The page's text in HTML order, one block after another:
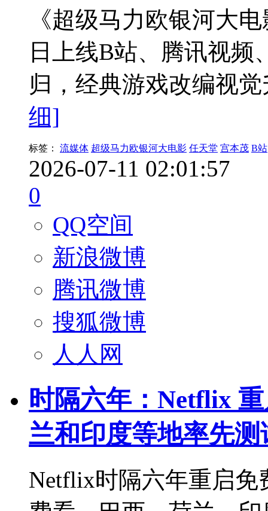
《超级马力欧银河大
日上线B站、腾讯视频
归，经典游戏改编视
细]
标签： 流媒体 超级马力欧银河大电影 任天堂 宫本茂 B站
2026-07-11 02:01:57
0
QQ空间
新浪微博
腾讯微博
搜狐微博
人人网
时隔六年：Netflix
兰和印度等地率先测
Netflix时隔六年重启免